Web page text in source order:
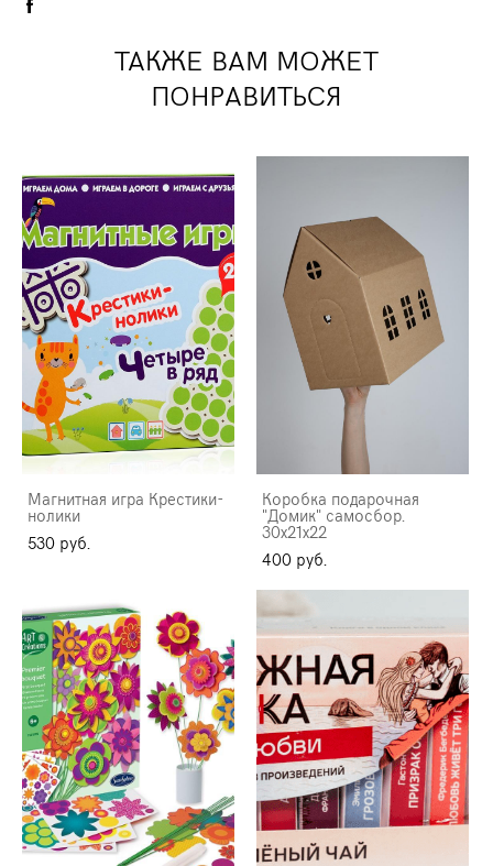
ТАКЖЕ ВАМ МОЖЕТ
ПОНРАВИТЬСЯ
Магнитная игра Крестики-
нолики
530 pуб.
Коробка подарочная
"Домик" самосбор.
30х21х22
400 pуб.